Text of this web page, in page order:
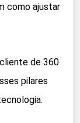
como ajustar
de 360
pilares